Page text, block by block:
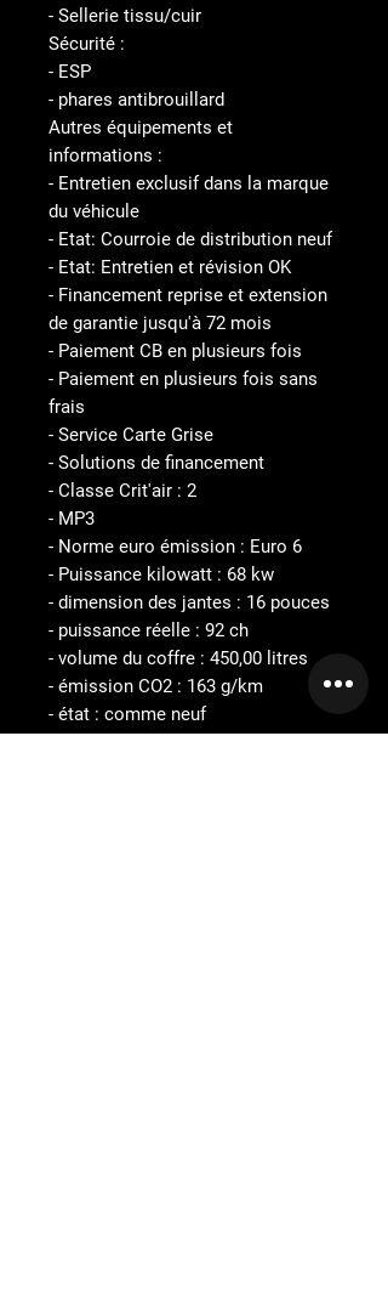
- Sellerie tissu/cuir
Sécurité :
- ESP
- phares antibrouillard
Autres équipements et
informations :
- Entretien exclusif dans la marque
du véhicule
- Etat: Courroie de distribution neuf
- Etat: Entretien et révision OK
- Financement reprise et extension
de garantie jusqu'à 72 mois
- Paiement CB en plusieurs fois
- Paiement en plusieurs fois sans
frais
- Service Carte Grise
- Solutions de financement
- Classe Crit'air : 2
- MP3
- Norme euro émission : Euro 6
- Puissance kilowatt : 68 kw
- dimension des jantes : 16 pouces
- puissance réelle : 92 ch
- volume du coffre : 450,00 litres
- émission CO2 : 163 g/km
- état : comme neuf